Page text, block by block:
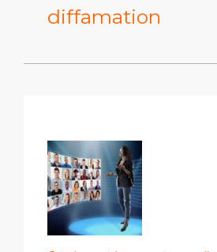
diffamation